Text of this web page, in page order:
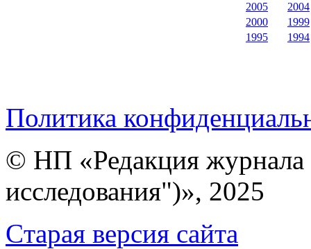
2005
2004
2000
1999
1995
1994
Политика
© НП «Редакция
исследования")», 2025
Cтарая версия сайта